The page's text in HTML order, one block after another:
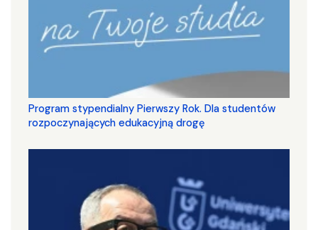
Program stypendialny Pierwszy Rok. Dla studentów
rozpoczynających edukacyjną drogę